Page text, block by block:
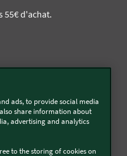
55€ d'achat.
ads, to provide social media
share information about
advertising and analytics
to the storing of cookies on